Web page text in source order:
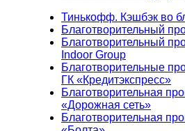
Тинькофф. Кэшбэк во
Благотворительный
Благотворительный
Indoor Group
Благотворительные
ГК «Кредитэкспресс»
Благотворительная
«Дорожная сеть»
Благотворительная